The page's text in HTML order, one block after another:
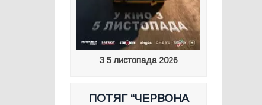
З 5 листопада 2026
ПОТЯГ “ЧЕРВОНА